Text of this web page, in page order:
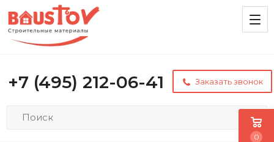
+7 (495) 212-06-41 Заказать звонок
0